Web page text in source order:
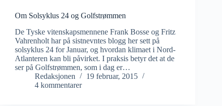
Om Solsyklus 24 og Golfstrømmen
De Tyske vitenskapsmennene Frank Bosse og Fritz
Vahrenholt har på sistnevntes blogg her sett på
solsyklus 24 for Januar, og hvordan klimaet i Nord-
Atlanteren kan bli påvirket. I praksis betyr det at de
ser på Golfstrømmen, som i dag er…
Redaksjonen
19 februar, 2015
4 kommentarer